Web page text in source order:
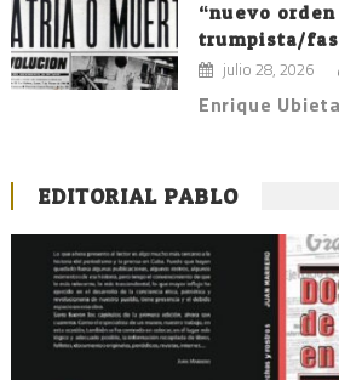
“nuevo orden
trumpista/
julio 28, 2026
Enrique
EDITORIAL PABLO